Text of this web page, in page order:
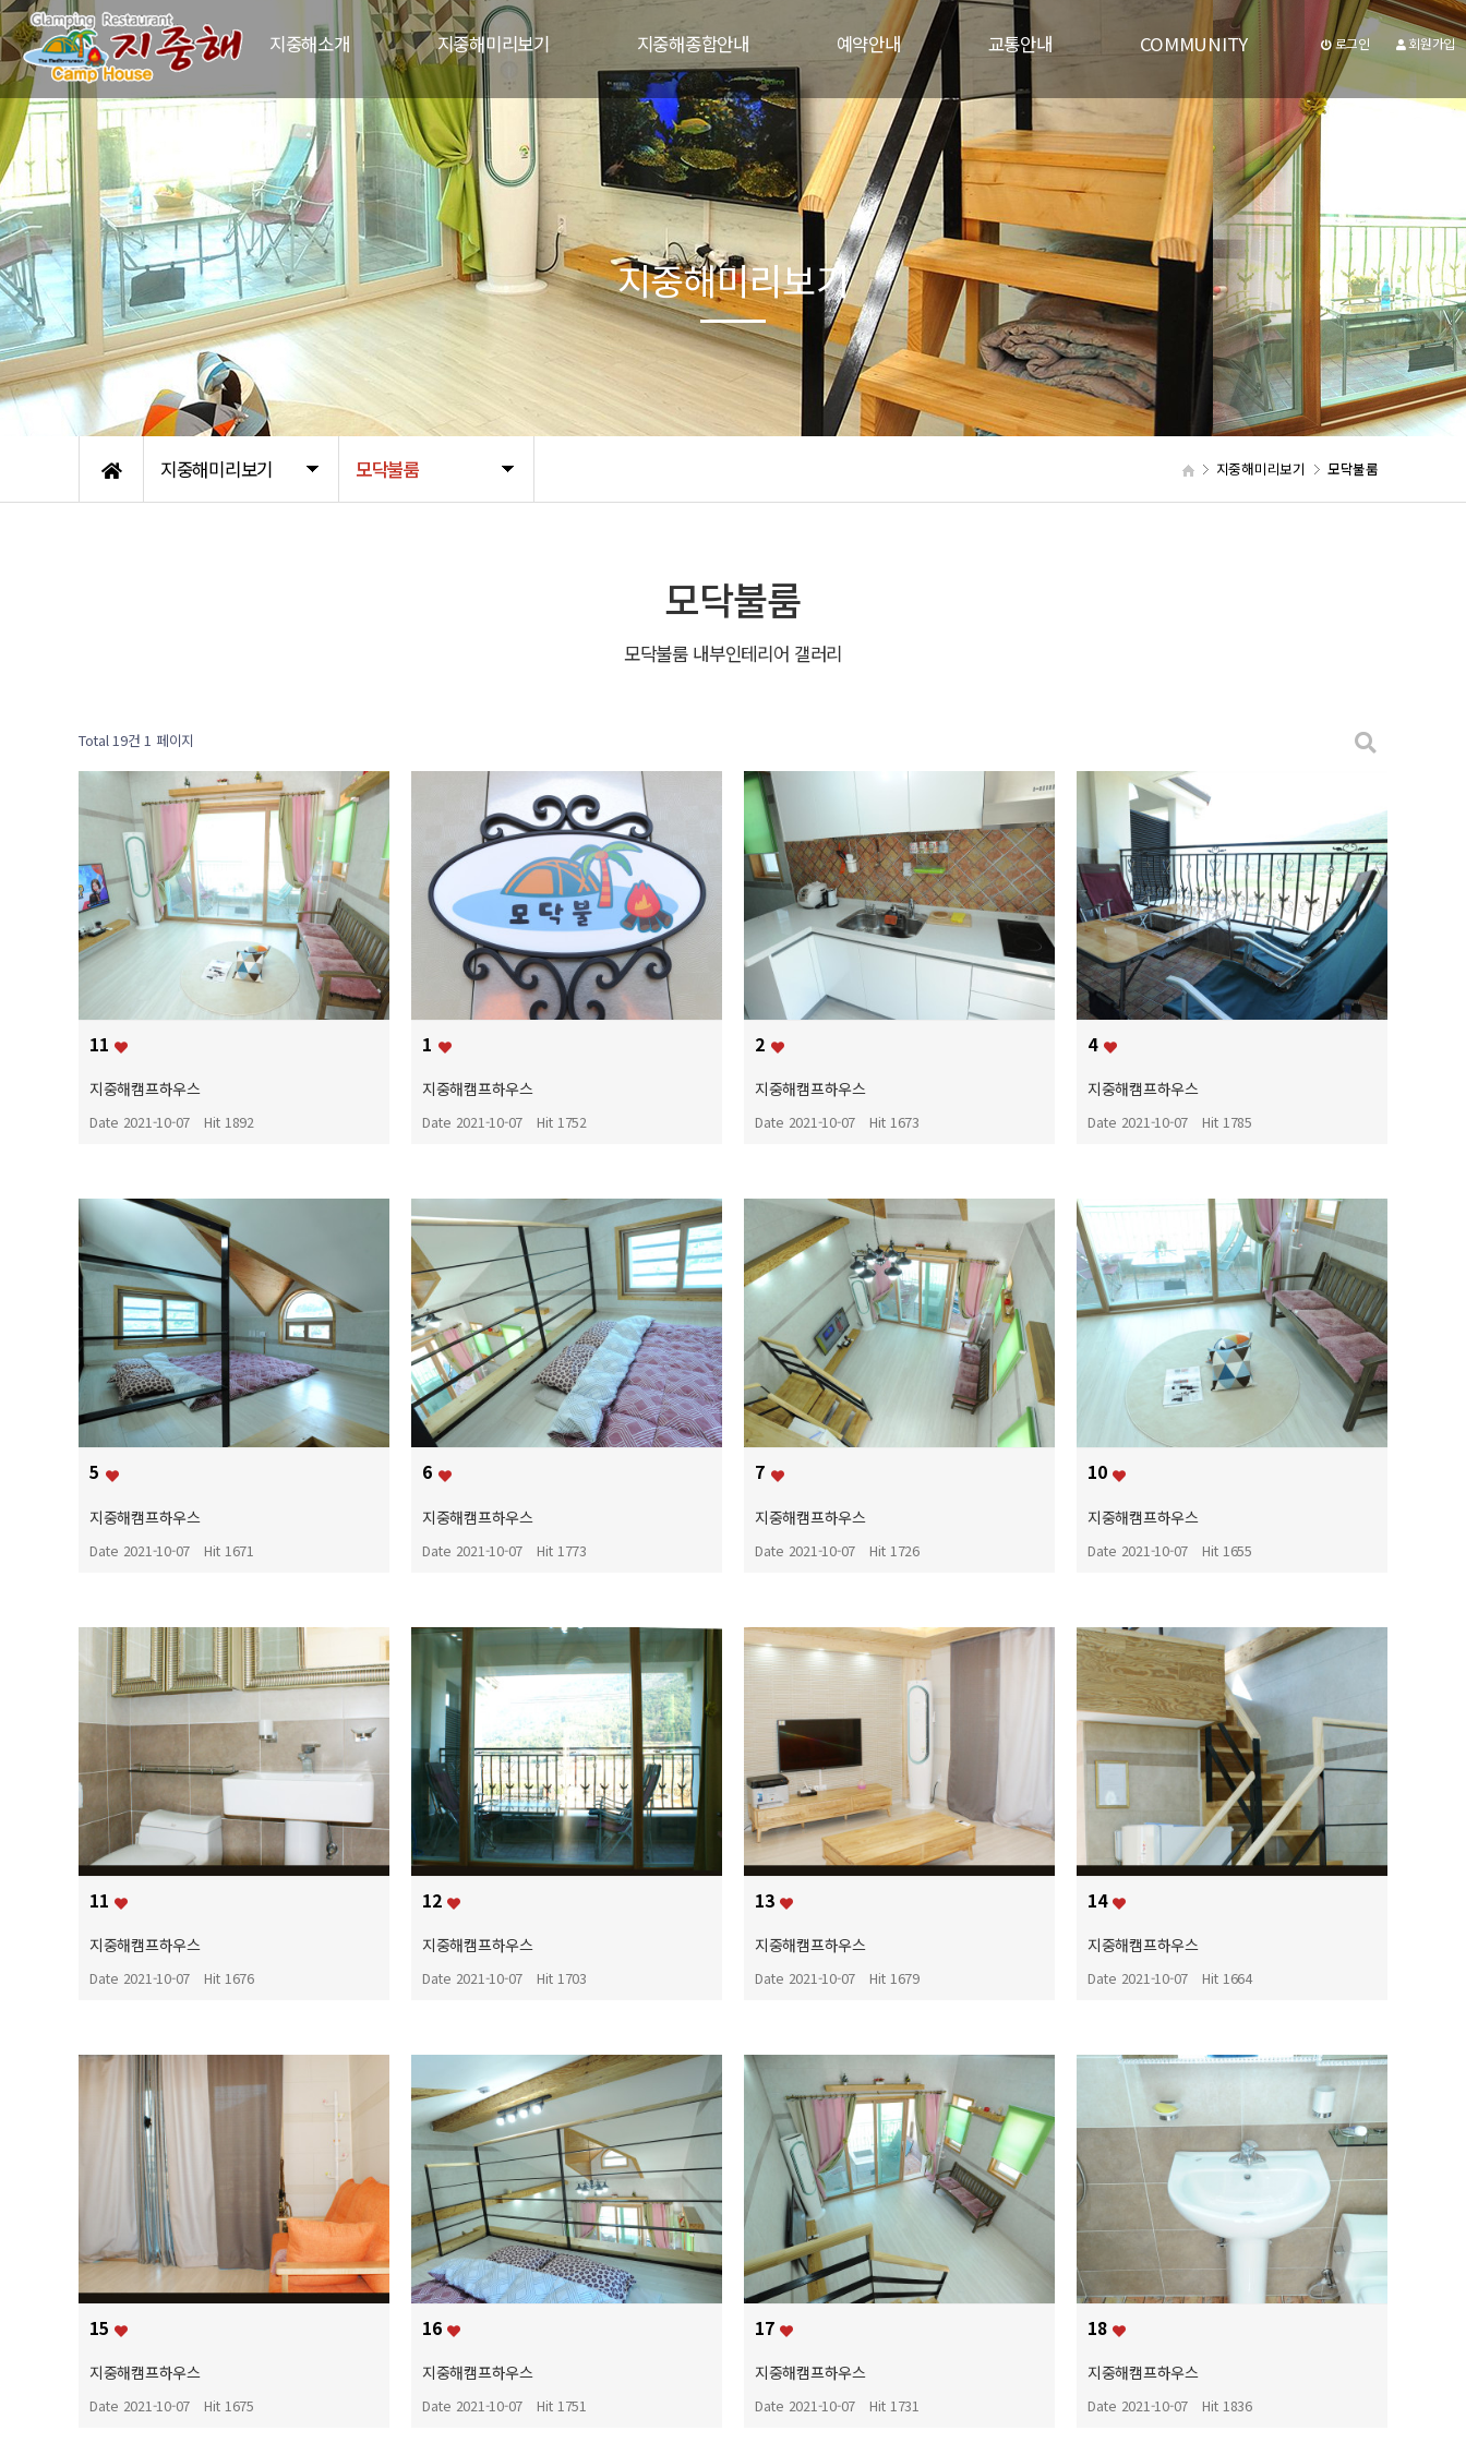
지중해소개
지중해펜션소개
지중해펜션역사
오시는길
지중해미리보기
모닥불룸
야자수룸
크루저룸
지중해룸
외부전경
지중해종합안내
식당메뉴
지중해현동점
갯벌체험
주변관광지안내
1:1문의
예약안내
실시간예약
예약확인
객실사용안내
예약계좌안내
교통안내
교통안내
교통안내
COMMUNITY
공지사항
질문과답변
갤러리
숙박후기
유투브동영상
통합검색
자주하시는질문
로그인 회원가입
지중해미리보기 모닥불룸 지중해미리보기 모닥불룸
지중해미리보기
모닥불룸
모닥불룸 내부인테리어 갤러리
Total 19건 1 페이지
11
지중해캠프하우스
Date 2021-10-07 Hit 1892
1
지중해캠프하우스
Date 2021-10-07 Hit 1752
2
지중해캠프하우스
Date 2021-10-07 Hit 1673
4
지중해캠프하우스
Date 2021-10-07 Hit 1785
5
지중해캠프하우스
Date 2021-10-07 Hit 1671
6
지중해캠프하우스
Date 2021-10-07 Hit 1773
7
지중해캠프하우스
Date 2021-10-07 Hit 1726
10
지중해캠프하우스
Date 2021-10-07 Hit 1655
11
지중해캠프하우스
Date 2021-10-07 Hit 1676
12
지중해캠프하우스
Date 2021-10-07 Hit 1703
13
지중해캠프하우스
Date 2021-10-07 Hit 1679
14
지중해캠프하우스
Date 2021-10-07 Hit 1664
15
지중해캠프하우스
Date 2021-10-07 Hit 1675
16
지중해캠프하우스
Date 2021-10-07 Hit 1751
17
지중해캠프하우스
Date 2021-10-07 Hit 1731
18
지중해캠프하우스
Date 2021-10-07 Hit 1836